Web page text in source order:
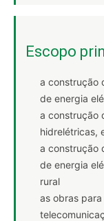
Escopo
a construção
de energia
a construção
hidrelétricas,
a construção
de energia
rural
as obras